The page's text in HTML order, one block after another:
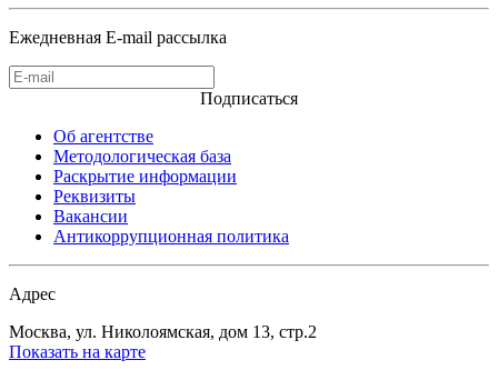
Ежедневная E-mail рассылка
Подписаться
Об агентстве
Методологическая база
Раскрытие информации
Реквизиты
Вакансии
Антикоррупционная политика
Адрес
Москва, ул. Николоямская, дом 13, стр.2
Показать на карте